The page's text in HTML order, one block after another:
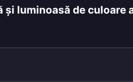
luminoasă de culoare